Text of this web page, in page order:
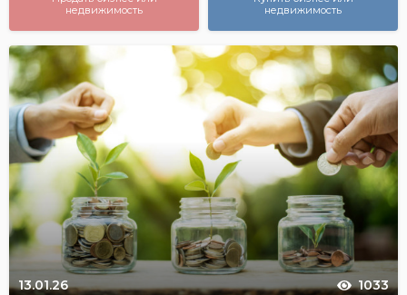
недвижимость
недвижимость
13.01.26 1033